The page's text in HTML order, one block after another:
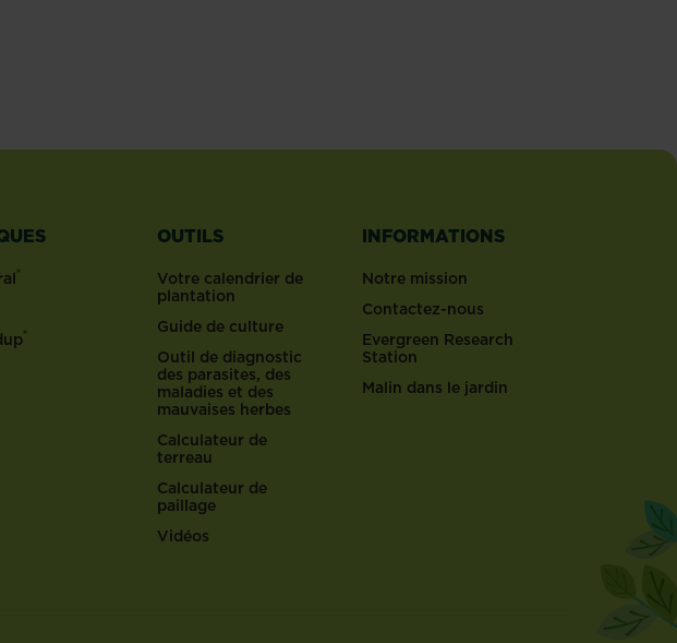
®
®
OUTILS
Votre calendrier de
plantation
Guide de culture
Outil de diagnostic
des parasites, des
maladies et des
mauvaises herbes
Calculateur de
terreau
Calculateur de
paillage
Vidéos
INFORMATIONS
Notre mission
Contactez-nous
Evergreen Research
Station
Malin dans le jardin